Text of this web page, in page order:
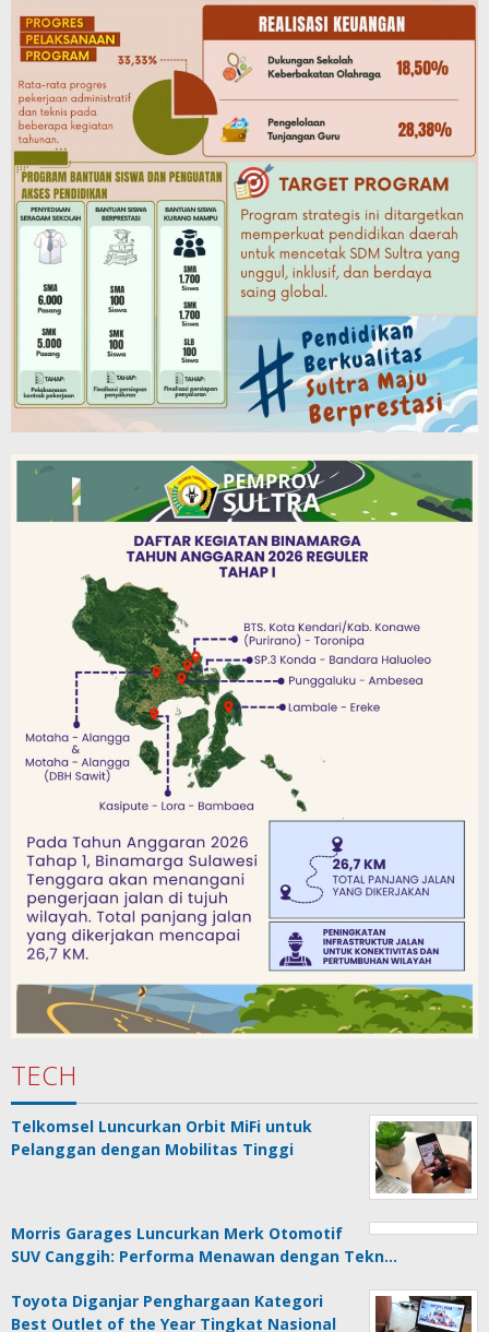
TECH
Telkomsel Luncurkan Orbit MiFi untuk
Pelanggan dengan Mobilitas Tinggi
Morris Garages Luncurkan Merk Otomotif
SUV Canggih: Performa Menawan dengan Tekn…
Toyota Diganjar Penghargaan Kategori
Best Outlet of the Year Tingkat Nasional